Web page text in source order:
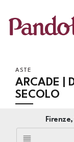
ASTE
ARCADE |
SECOLO